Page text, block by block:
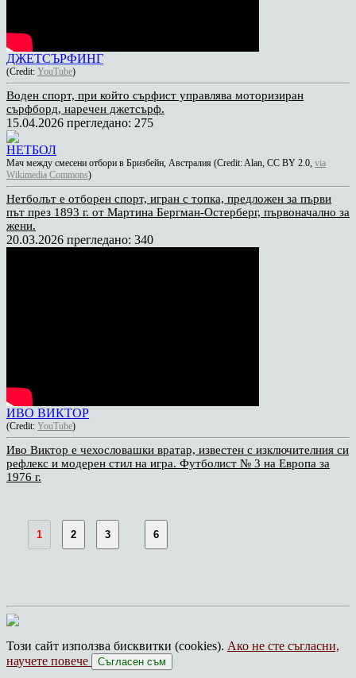
ДЖЕТСЪРФИНГ
(Credit: YouTube)
Воден спорт, при който сърфист управлява моторизиран
сърфборд, наречен джетсърф.
15.04.2026 прегледано: 275
НЕТБОЛ
Мач между смесени отбори в Бризбейн, Австралия (Credit: Alan, CC BY 2.0, via
Wikimedia Commons)
Нетболът е отборен спорт, игран с топка, предложен за първи
път през 1893 г. от Мартина Бергман-Остерберг, първоначално за
жени.
20.03.2026 прегледано: 340
ИВО ВИКТОР
(Credit: YouTube)
Иво Виктор е чехословашки вратар, известен с изключителния си
рефлекс и модерен стил на игра. Футболист № 3 на Европа за
1976 г.
1 2 3 6
Този сайт използва бисквитки (cookies). Ако не сте съгласни,
научете повече